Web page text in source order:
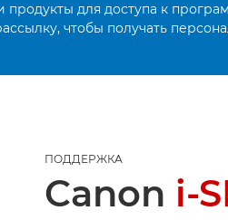
продукты для доступа к
чтобы получать
ПОДДЕРЖКА
Canon i-